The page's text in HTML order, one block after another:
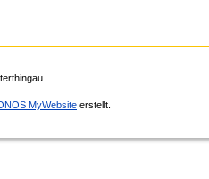
MyWebsite erstellt.